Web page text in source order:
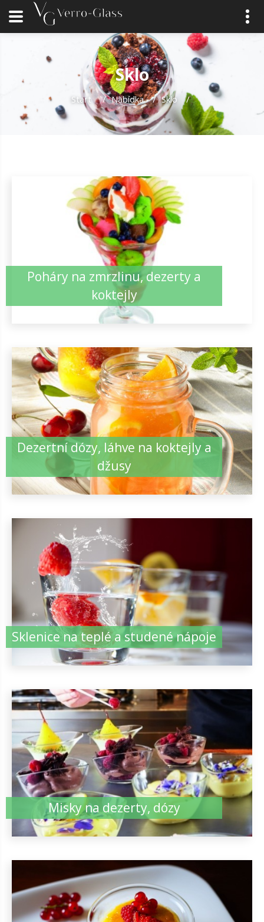
Sklo
Start / Nabídka / Sklo /
Poháry na zmrzlinu, dezerty a
koktejly
Dezertní dózy, láhve na koktejly a
džusy
Sklenice na teplé a studené nápoje
Misky na dezerty, dózy